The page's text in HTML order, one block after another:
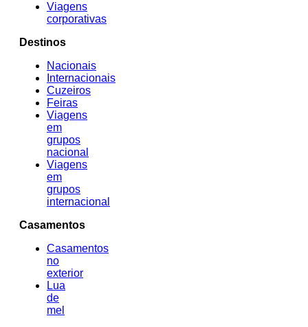
Viagens
corporativas
Destinos
Nacionais
Internacionais
Cuzeiros
Feiras
Viagens
em
grupos
nacional
Viagens
em
grupos
internacional
Casamentos
Casamentos
no
exterior
Lua
de
mel